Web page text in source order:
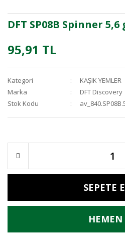
DFT SP08B Spinner 5,6
95,91 TL
Kategori
KAŞIK YEMLER
Marka
DFT Discovery
Stok Kodu
SEPETE
HEMEN